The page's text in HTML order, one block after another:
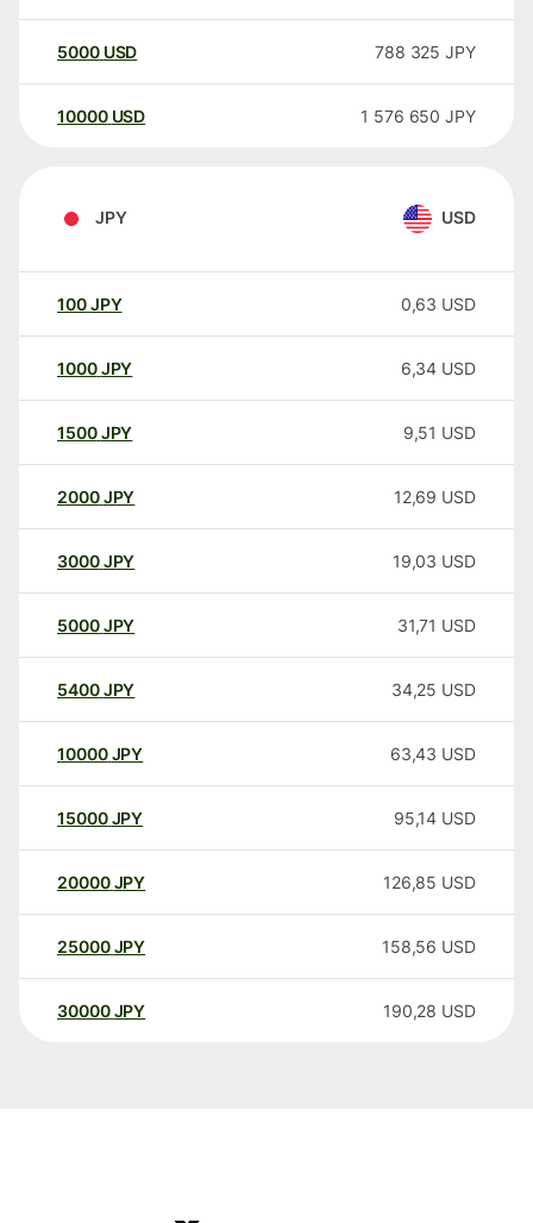
5000 USD 788 325 JPY
10000 USD 1 576 650 JPY
JPY USD
100JPY 0,63 USD
1000JPY 6,34 USD
1500JPY 9,51 USD
2000JPY 12,69 USD
3000JPY 19,03 USD
5000JPY 31,71 USD
5400JPY 34,25 USD
10000 JPY 63,43 USD
15000 JPY 95,14 USD
20000 JPY 126,85 USD
25000 JPY 158,56 USD
30000 JPY 190,28 USD